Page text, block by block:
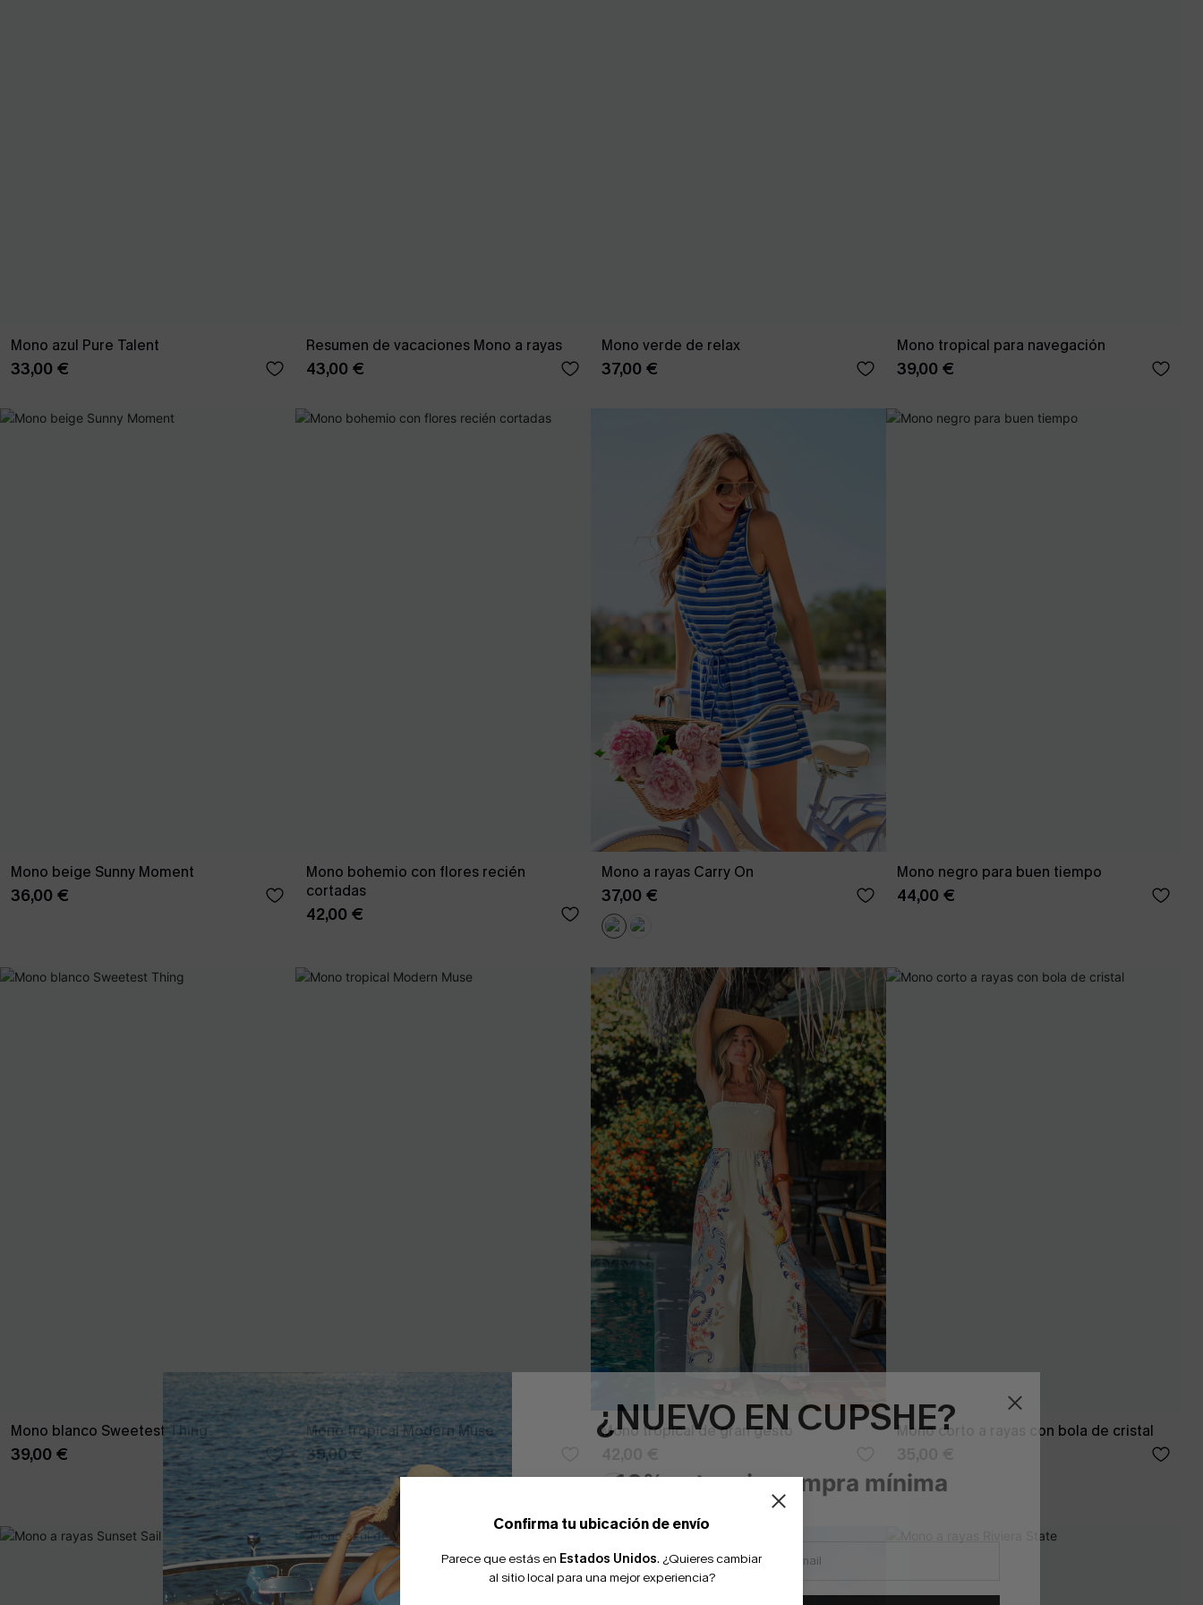
Mono azul Pure Talent
33,00 €
Resumen de vacaciones Mono a rayas
43,00 €
Mono verde de relax
37,00 €
Mono tropical para navegación
39,00 €
Mono beige Sunny Moment
36,00 €
Mono bohemio con flores recién
cortadas
42,00 €
Mono a rayas Carry On
37,00 €
Mono negro para buen tiempo
44,00 €
Mono blanco Sweetest Thing
39,00 €
Mono tropical Modern Muse
39,00 €
Mono tropical de gran gesto Mono corto a rayas con bola de cristal
Confirma tu ubicación de envío
Parece que estás en Estados Unidos. ¿Quieres cambiar
al sitio local para una mejor experiencia?
¿NUEVO EN CUPSHE?
-10% extra sin compra mínima